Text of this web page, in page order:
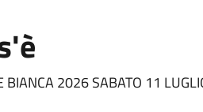
BIANCA 2026 SABATO 11